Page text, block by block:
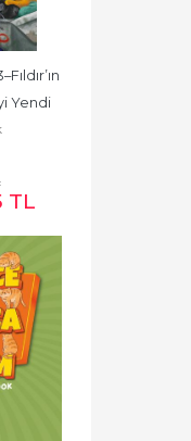
Yendi
TL